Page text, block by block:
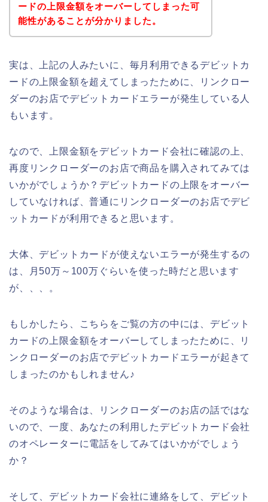
ードの上限金額をオーバーしてしまった可
能性があることが分かりました。
実は、上記の人みたいに、毎月利用できるデビットカ
ードの上限金額を超えてしまったために、リンクロー
ダーのお店でデビットカードエラーが発生している人
もいます。
なので、上限金額をデビットカード会社に確認の上、
再度リンクローダーのお店で商品を購入されてみては
いかがでしょうか？デビットカードの上限をオーバー
していなければ、普通にリンクローダーのお店でデビ
ットカードが利用できると思います。
大体、デビットカードが使えないエラーが発生するの
は、月50万～100万ぐらいを使った時だと思います
が、、、。
もしかしたら、こちらをご覧の方の中には、デビット
カードの上限金額をオーバーしてしまったために、リ
ンクローダーのお店でデビットカードエラーが起きて
しまったのかもしれません♪
そのような場合は、リンクローダーのお店の話ではな
いので、一度、あなたの利用したデビットカード会社
のオペレーターに電話をしてみてはいかがでしょう
か？
そして、デビットカード会社に連絡をして、デビット